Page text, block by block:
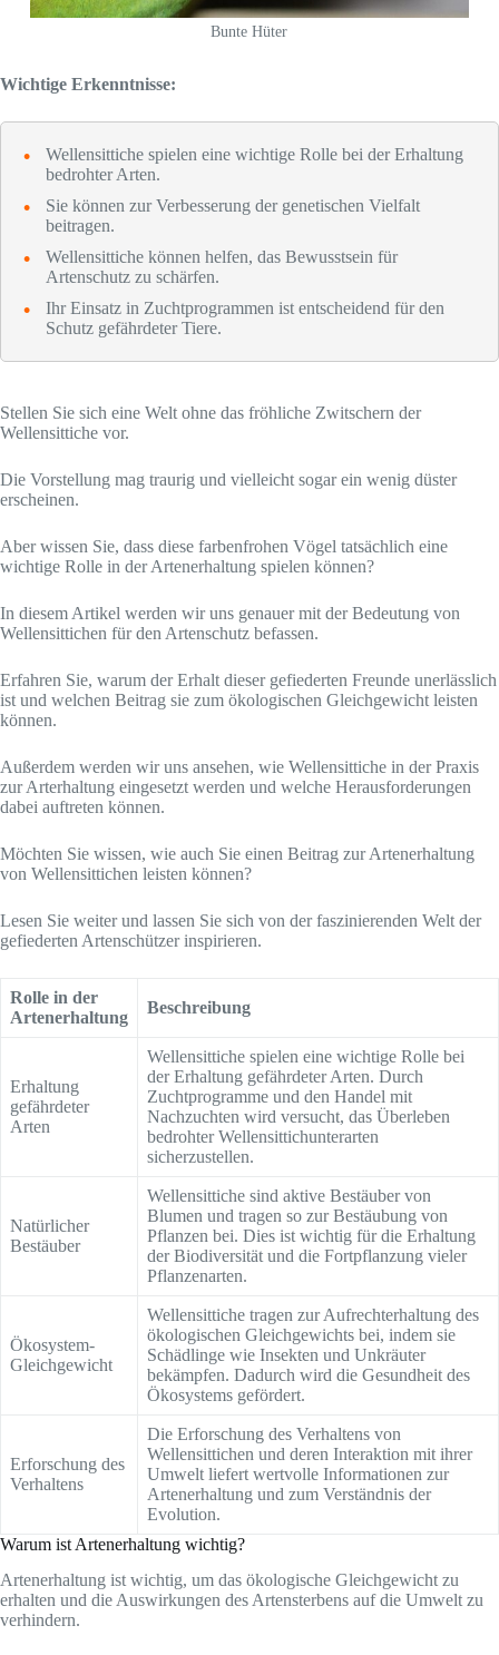
Bunte Hüter
Wichtige Erkenntnisse:
Wellensittiche spielen eine wichtige Rolle bei der Erhaltung
bedrohter Arten.
Sie können zur Verbesserung der genetischen Vielfalt
beitragen.
Wellensittiche können helfen, das Bewusstsein für
Artenschutz zu schärfen.
Ihr Einsatz in Zuchtprogrammen ist entscheidend für den
Schutz gefährdeter Tiere.
Stellen Sie sich eine Welt ohne das fröhliche Zwitschern der
Wellensittiche vor.
Die Vorstellung mag traurig und vielleicht sogar ein wenig düster
erscheinen.
Aber wissen Sie, dass diese farbenfrohen Vögel tatsächlich eine
wichtige Rolle in der Artenerhaltung spielen können?
In diesem Artikel werden wir uns genauer mit der Bedeutung von
Wellensittichen für den Artenschutz befassen.
Erfahren Sie, warum der Erhalt dieser gefiederten Freunde unerlässlich
ist und welchen Beitrag sie zum ökologischen Gleichgewicht leisten
können.
Außerdem werden wir uns ansehen, wie Wellensittiche in der Praxis
zur Arterhaltung eingesetzt werden und welche Herausforderungen
dabei auftreten können.
Möchten Sie wissen, wie auch Sie einen Beitrag zur Artenerhaltung
von Wellensittichen leisten können?
Lesen Sie weiter und lassen Sie sich von der faszinierenden Welt der
gefiederten Artenschützer inspirieren.
Rolle in der
Artenerhaltung
Beschreibung
Erhaltung
gefährdeter
Arten
Wellensittiche spielen eine wichtige Rolle bei
der Erhaltung gefährdeter Arten. Durch
Zuchtprogramme und den Handel mit
Nachzuchten wird versucht, das Überleben
bedrohter Wellensittichunterarten
sicherzustellen.
Natürlicher
Bestäuber
Wellensittiche sind aktive Bestäuber von
Blumen und tragen so zur Bestäubung von
Pflanzen bei. Dies ist wichtig für die Erhaltung
der Biodiversität und die Fortpflanzung vieler
Pflanzenarten.
Ökosystem-
Gleichgewicht
Wellensittiche tragen zur Aufrechterhaltung des
ökologischen Gleichgewichts bei, indem sie
Schädlinge wie Insekten und Unkräuter
bekämpfen. Dadurch wird die Gesundheit des
Ökosystems gefördert.
Erforschung des
Verhaltens
Die Erforschung des Verhaltens von
Wellensittichen und deren Interaktion mit ihrer
Umwelt liefert wertvolle Informationen zur
Artenerhaltung und zum Verständnis der
Evolution.
Warum ist Artenerhaltung wichtig?
Artenerhaltung ist wichtig, um das ökologische Gleichgewicht zu
erhalten und die Auswirkungen des Artensterbens auf die Umwelt zu
verhindern.